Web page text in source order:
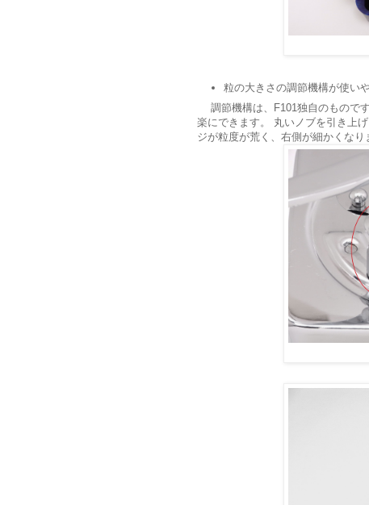
粒の大きさの調節機構が使い
調節機構は、F101独自のもので
楽にできます。 丸いノブを引き上
ジが粒度が荒く、右側が細かくなり